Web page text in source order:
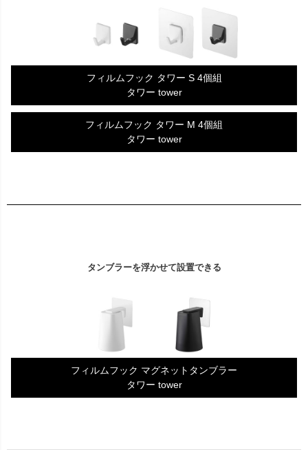
フィルムフック タワー S 4個組
タワー tower
フィルムフック タワー M 4個組
タワー tower
タンブラーを浮かせて設置できる
フィルムフック マグネットタンブラー
タワー tower